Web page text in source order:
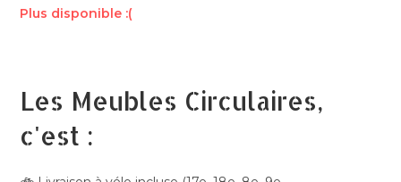
Plus disponible :(
Les Meubles Circulaires,
c'est :